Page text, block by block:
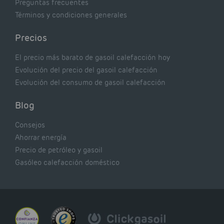
Preguntas frecuentes
Términos y condiciones generales
Precios
El precio más barato de gasoil calefacción hoy
Evolución del precio del gasoil calefacción
Evolución del consumo de gasoil calefacción
Blog
Consejos
Ahorrar energía
Precio de petróleo y gasoil
Gasóleo calefacción doméstico